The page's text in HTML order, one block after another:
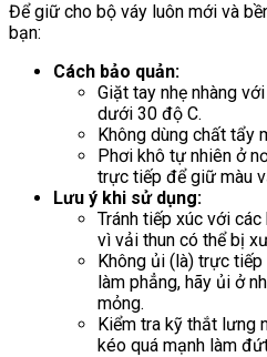
Để giữ cho bộ váy luôn mới và
bạn:
Cách bảo quản:
Giặt tay nhẹ nhàng
dưới 30 độ C.
Không dùng chất tẩy
Phơi khô tự nhiên ở
trực tiếp để giữ màu
Lưu ý khi sử dụng:
Tránh tiếp xúc với
vì vải thun có thể bị
Không ủi (là) trực
làm phẳng, hãy ủi ở
mỏng.
Kiểm tra kỹ thắt lưng
kéo quá mạnh làm